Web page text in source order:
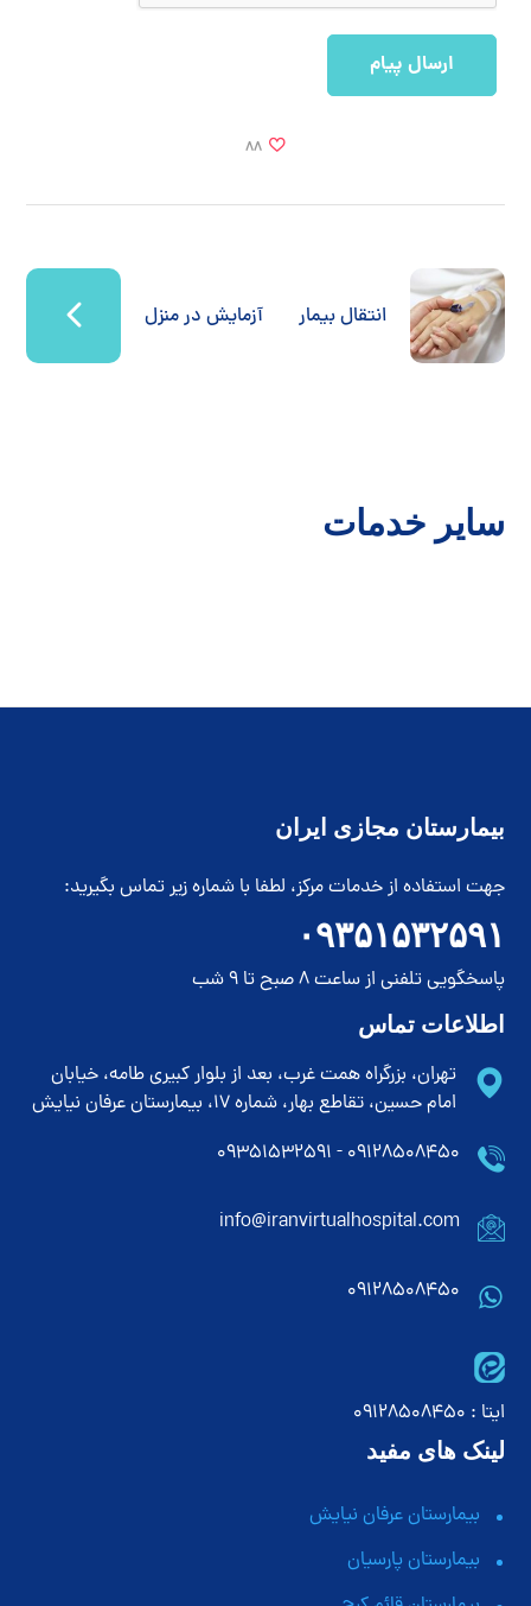
88
انتقال بیمار آزمایش در منزل
سایر خدمات
بیمارستان مجازی ایران
جهت استفاده از خدمات مرکز، لطفا با شماره زیر تماس بگیرید:
۰۹۳۵۱۵۳۲۵۹۱
پاسخگویی تلفنی از ساعت 8 صبح تا 9 شب
اطلاعات تماس
تهران، بزرگراه همت غرب، بعد از بلوار کبیری طامه، خیابان
امام حسین، تقاطع بهار، شماره 17، بیمارستان عرفان نیایش
۰۹۱۲۸۵۰۸۴۵۰ - ۰۹۳۵۱۵۳۲۵۹۱
info@iranvirtualhospital.com
09128508450
ایتا : 09128508450
لینک های مفید
بیمارستان عرفان نیایش
بیمارستان پارسیان